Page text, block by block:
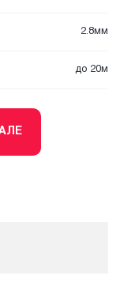
2.8мм
до 20м